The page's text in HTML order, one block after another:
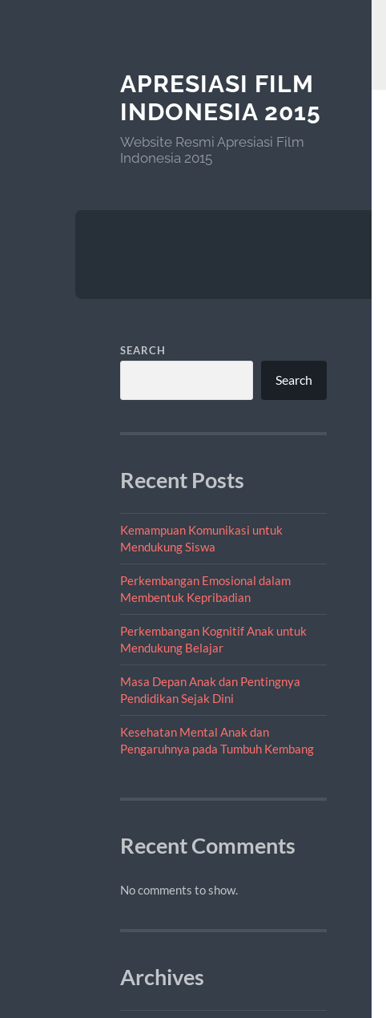
APRESIASI FILM
INDONESIA 2015
Website Resmi Apresiasi Film
Indonesia 2015
SEARCH
Search
Recent Posts
Kemampuan Komunikasi untuk
Mendukung Siswa
Perkembangan Emosional dalam
Membentuk Kepribadian
Perkembangan Kognitif Anak untuk
Mendukung Belajar
Masa Depan Anak dan Pentingnya
Pendidikan Sejak Dini
Kesehatan Mental Anak dan
Pengaruhnya pada Tumbuh Kembang
Recent Comments
No comments to show.
Archives